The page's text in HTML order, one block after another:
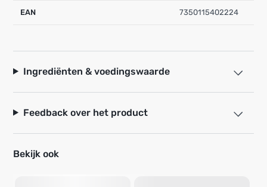
EAN 7350115402224
Ingrediënten & voedingswaarde
Feedback over het product
Bekijk ook